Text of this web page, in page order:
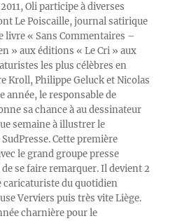
Oli participe à diverses
Le Poiscaille, journal satirique
livre « Sans Commentaires –
» aux éditions « Le Cri » aux
les plus célèbres en
Kroll, Philippe Geluck et Nicolas
année, le responsable de
sa chance à au dessinateur
semaine à illustrer le
Cette première
le grand groupe presse
se faire remarquer. Il devient 2
caricaturiste du quotidien
Verviers puis très vite Liège.
charnière pour le